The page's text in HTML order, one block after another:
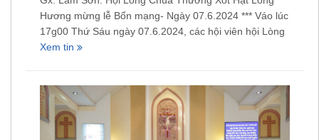
Hương mừng lễ Bổn mạng- Ngày 07.6.2024 *** Váo lúc
17g00 Thứ Sáu ngày 07.6.2024, các hội viên hội Lòng
Xem tin